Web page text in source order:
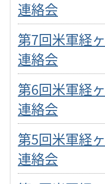
連絡会
第7回米軍経
連絡会
第6回米軍経
連絡会
第5回米軍経
連絡会